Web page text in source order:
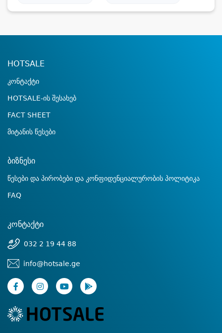
HOTSALE
კონტაქტი
HOTSALE-ის შესახებ
FACT SHEET
მიტანის წესები
ბიზნესი
წესები და პირობები და კონფიდენციალურობის პოლიტიკა
FAQ
კონტაქტი
032 2 19 44 88
info@hotsale.ge